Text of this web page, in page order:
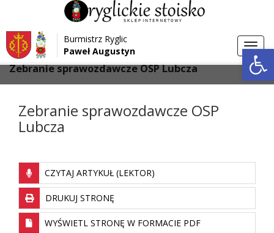
Przejdź do menu
Przejdź do głównej treści strony
Przejdź do stopki strony
Burmistrz Ryglic
Paweł Augustyn
Strona główna > Aktualności
Zebranie sprawozdawcze OSP Lubcza
Zebranie sprawozdawcze OSP
Lubcza
CZYTAJ ARTYKUŁ (LEKTOR)
DRUKUJ STRONĘ
WYŚWIETL STRONĘ W FORMACIE PDF